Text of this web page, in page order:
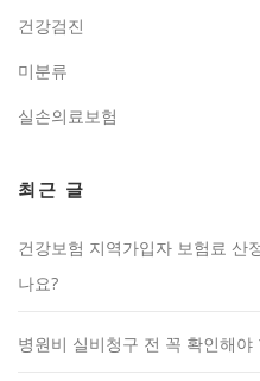
건강검진
미분류
실손의료보험
최근 글
건강보험 지역가입자 보험료 산
나요?
병원비 실비청구 전 꼭 확인해야